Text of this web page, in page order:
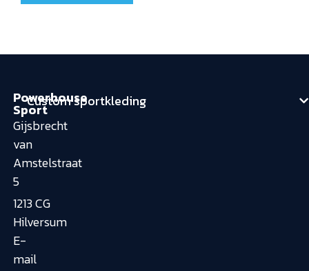
Powerhouse
Sport
Gijsbrecht
van
Amstelstraat
5
1213 CG
Hilversum
E-
mail
Custom sportkleding